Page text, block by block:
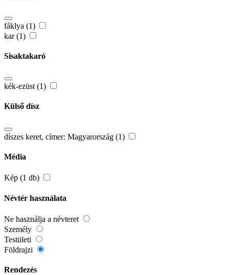
fáklya (1)
kar (1)
Sisaktakaró
kék-ezüst (1)
Külső dísz
díszes keret, címer: Magyarország (1)
Média
Kép (1 db)
Névtér használata
Ne használja a névteret
Személy
Testületi
Földrajzi
Rendezés